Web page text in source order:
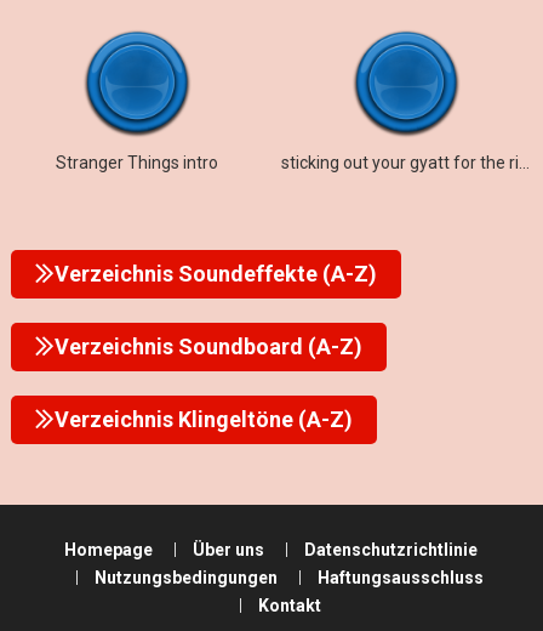
Stranger Things intro
Verzeichnis Soundeffekte (A-Z)
Verzeichnis Soundboard (A-Z)
Verzeichnis Klingeltöne (A-Z)
Homepage Über uns
Datenschutzrichtlinie
Nutzungsbedingungen
Haftungsausschluss
Kontakt